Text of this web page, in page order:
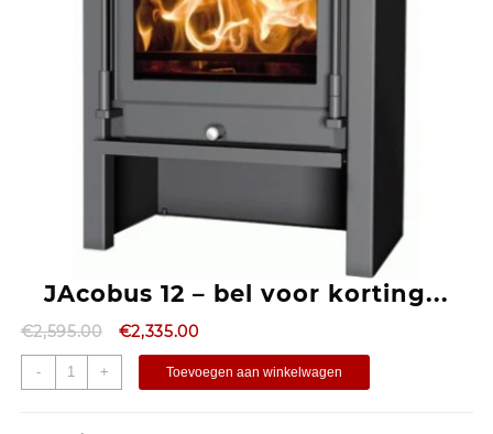
JAcobus 12 – bel voor korting...
€2,595.00 €2,335.00
- + Toevoegen aan winkelwagen